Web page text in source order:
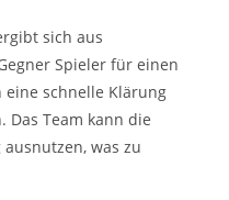
sich aus
Spieler für einen
eine schnelle Klärung
Team kann die
was zu